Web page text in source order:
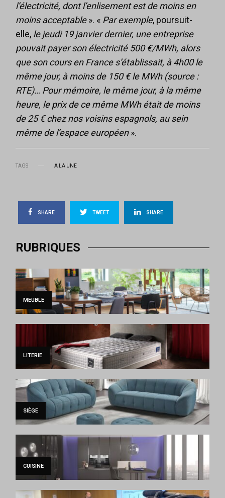
l’électricité, dont l’enlisement est de moins en
moins acceptable». « Par exemple, poursuit-
elle, le jeudi 19 janvier dernier, une entreprise
pouvait payer son électricité 500 €/MWh, alors
que son cours en France s’établissait, à 4h00 le
même jour, à moins de 150 € le MWh (source :
RTE)… Pour mémoire, le même jour, à la même
heure, le prix de ce même MWh était de moins
de 25 € chez nos voisins espagnols, au sein
même de l’espace européen».
TAGS A LA UNE
SHARE TWEET SHARE
RUBRIQUES
MEUBLE
LITERIE
SIÈGE
CUISINE